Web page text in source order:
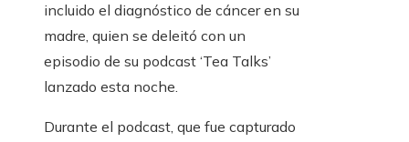
incluido el diagnóstico de cáncer en su
madre, quien se deleitó con un
episodio de su podcast ‘Tea Talks’
lanzado esta noche.
Durante el podcast, que fue capturado